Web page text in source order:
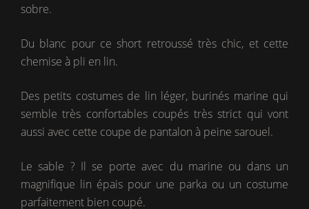
sobre.
Du blanc pour ce short retroussé très chic, et cette
chemise à pli en lin.
Des petits costumes de lin léger, burinés marine qui
semble très confortables coupés très strict qui vont
aussi avec cette coupe de pantalon à peine sarouel.
Le sable ? Il se porte avec du marine ou dans un
magnifique lin épais pour une parka ou un costume
parfaitement bien coupé.